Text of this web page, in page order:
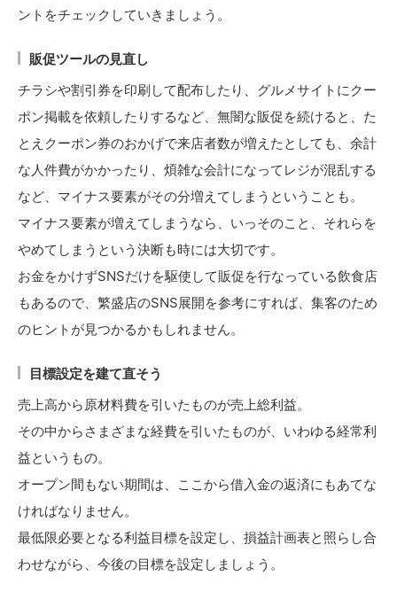
ントをチェックしていきましょう。
販促ツールの見直し
チラシや割引券を印刷して配布したり、グルメサイトにクー
ポン掲載を依頼したりするなど、無闇な販促を続けると、た
とえクーポン券のおかげで来店者数が増えたとしても、余計
な人件費がかかったり、煩雑な会計になってレジが混乱する
など、マイナス要素がその分増えてしまうということも。
マイナス要素が増えてしまうなら、いっそのこと、それらを
やめてしまうという決断も時には大切です。
お金をかけずSNSだけを駆使して販促を行なっている飲食店
もあるので、繁盛店のSNS展開を参考にすれば、集客のため
のヒントが見つかるかもしれません。
目標設定を建て直そう
売上高から原材料費を引いたものが売上総利益。
その中からさまざまな経費を引いたものが、いわゆる経常利
益というもの。
オープン間もない期間は、ここから借入金の返済にもあてな
ければなりません。
最低限必要となる利益目標を設定し、損益計画表と照らし合
わせながら、今後の目標を設定しましょう。